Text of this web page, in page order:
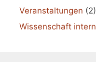
Veranstaltungen (2)
Wissenschaft intern